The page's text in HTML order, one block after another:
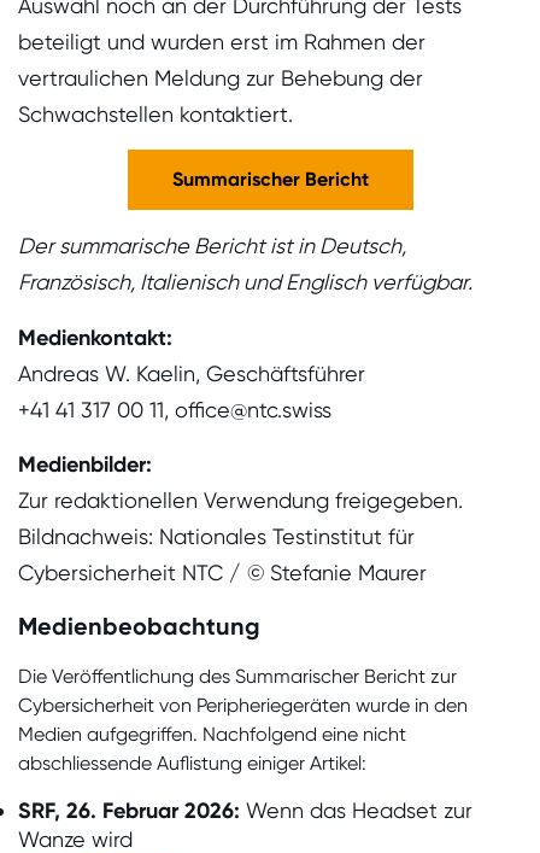
Auswahl noch an der Durchführung der Tests
beteiligt und wurden erst im Rahmen der
vertraulichen Meldung zur Behebung der
Schwachstellen kontaktiert.
Summarischer Bericht
Der summarische Bericht ist in Deutsch,
Französisch, Italienisch und Englisch verfügbar.
Medienkontakt:
Andreas W. Kaelin, Geschäftsführer
+41 41 317 00 11, office@ntc.swiss
Medienbilder:
Zur redaktionellen Verwendung freigegeben.
Bildnachweis: Nationales Testinstitut für
Cybersicherheit NTC / © Stefanie Maurer
Medienbeobachtung
Die Veröffentlichung des Summarischer Bericht zur
Cybersicherheit von Peripheriegeräten wurde in den
Medien aufgegriffen. Nachfolgend eine nicht
abschliessende Auflistung einiger Artikel:
SRF, 26. Februar 2026: Wenn das Headset zur
Wanze wird